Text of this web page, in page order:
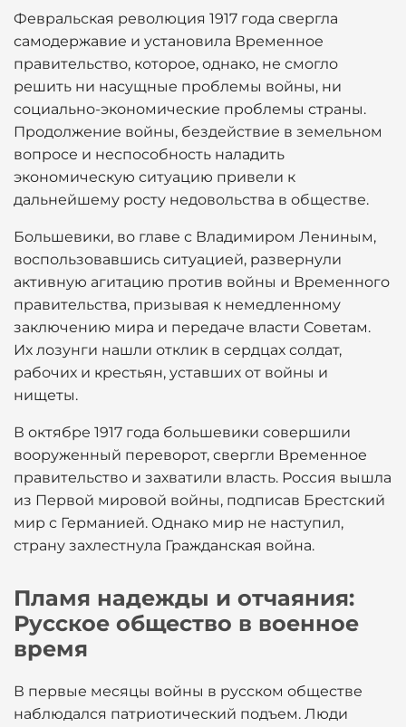
Февральская революция 1917 года свергла
самодержавие и установила Временное
правительство, которое, однако, не смогло
решить ни насущные проблемы войны, ни
социально-экономические проблемы страны.
Продолжение войны, бездействие в земельном
вопросе и неспособность наладить
экономическую ситуацию привели к
дальнейшему росту недовольства в обществе.
Большевики, во главе с Владимиром Лениным,
воспользовавшись ситуацией, развернули
активную агитацию против войны и Временного
правительства, призывая к немедленному
заключению мира и передаче власти Советам.
Их лозунги нашли отклик в сердцах солдат,
рабочих и крестьян, уставших от войны и
нищеты.
В октябре 1917 года большевики совершили
вооруженный переворот, свергли Временное
правительство и захватили власть. Россия вышла
из Первой мировой войны, подписав Брестский
мир с Германией. Однако мир не наступил,
страну захлестнула Гражданская война.
Пламя надежды и отчаяния:
Русское общество в военное
время
В первые месяцы войны в русском обществе
наблюдался патриотический подъем. Люди